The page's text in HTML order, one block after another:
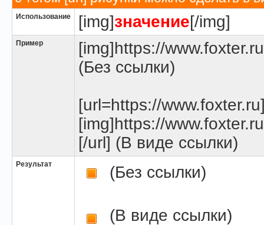
Использование [img]значение[/img]
Пример
[img]https://
(Без ссылки)
[url=https://
[img]https://
[/url] (В виде ссылки)
Результат (Без ссылки)
(В виде ссылки)